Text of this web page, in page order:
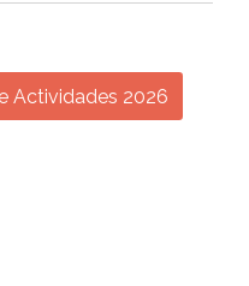
Actividades 2026